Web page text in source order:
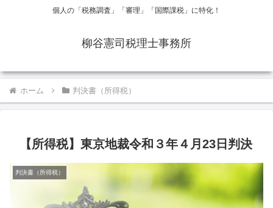
個人の「税務調査」「審理」「国際課税」に特化！
柳谷憲司税理士事務所
ホーム 判決書（所得税）
【所得税】東京地裁令和３年４月23日判決
判決書（所得税）